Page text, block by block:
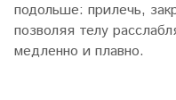
подольше: прилечь,
позволяя телу
медленно и плавно.